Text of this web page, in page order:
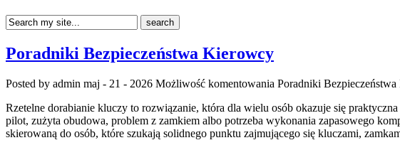
Poradniki Bezpieczeństwa Kierowcy
Posted by admin maj - 21 - 2026 Możliwość komentowania Poradniki
Rzetelne dorabianie kluczy to rozwiązanie, która dla wielu osób okazuje się
pilot, zużyta obudowa, problem z zamkiem albo potrzeba wykonania zapasowego
skierowaną do osób, które szukają solidnego punktu zajmującego się kluczami,